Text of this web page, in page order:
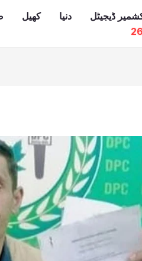
ڈیجیٹل دنیا کھیل